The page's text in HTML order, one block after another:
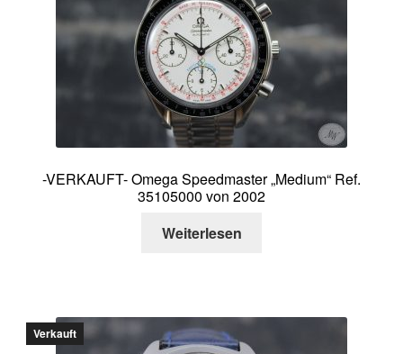
-VERKAUFT- Omega Speedmaster „Medium“ Ref.
35105000 von 2002
Weiterlesen
Verkauft